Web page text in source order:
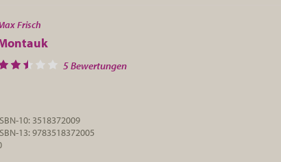
Frisch
5 Bewertungen
10: 3518372009
13: 9783518372005